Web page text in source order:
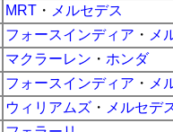
MRT ・ メルセデス
フォースインディア ・ メ
マクラーレン ・ ホンダ
フォースインディア ・ メ
ウィリアムズ ・ メルセデ